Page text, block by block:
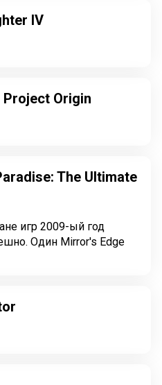
IV
Project Origin
The Ultimate
игр 2009-ый год
Один Mirror's Edge